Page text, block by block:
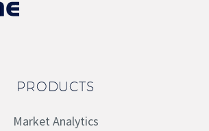
PRODUCTS
Market Analytics